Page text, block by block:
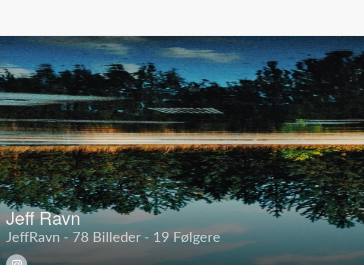
Jeff Ravn
JeffRavn - 78 Billeder - 19 Følgere